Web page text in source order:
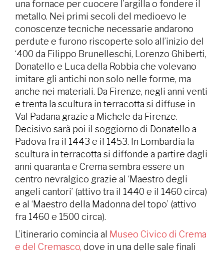
una fornace per cuocere l’argilla o fondere il
metallo. Nei primi secoli del medioevo le
conoscenze tecniche necessarie andarono
perdute e furono riscoperte solo all’inizio del
‘400 da Filippo Brunelleschi, Lorenzo Ghiberti,
Donatello e Luca della Robbia che volevano
imitare gli antichi non solo nelle forme, ma
anche nei materiali. Da Firenze, negli anni venti
e trenta la scultura in terracotta si diffuse in
Val Padana grazie a Michele da Firenze.
Decisivo sarà poi il soggiorno di Donatello a
Padova fra il 1443 e il 1453. In Lombardia la
scultura in terracotta si diffonde a partire dagli
anni quaranta e Crema sembra essere un
centro nevralgico grazie al ‘Maestro degli
angeli cantori’ (attivo tra il 1440 e il 1460 circa)
e al ‘Maestro della Madonna del topo’ (attivo
fra 1460 e 1500 circa).
L’itinerario comincia al
Museo Civico di Crema
e del Cremasco, dove in una delle sale finali